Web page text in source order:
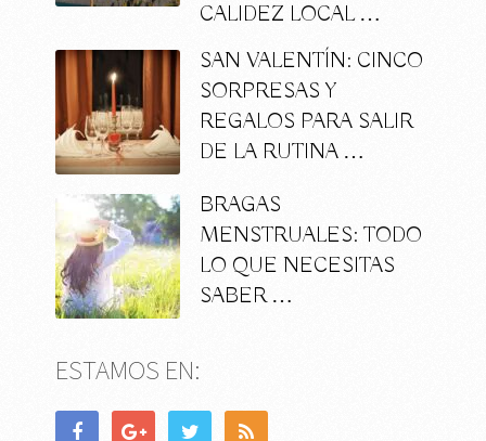
CALIDEZ LOCAL …
SAN VALENTÍN: CINCO
SORPRESAS Y
REGALOS PARA SALIR
DE LA RUTINA …
BRAGAS
MENSTRUALES: TODO
LO QUE NECESITAS
SABER …
ESTAMOS EN: